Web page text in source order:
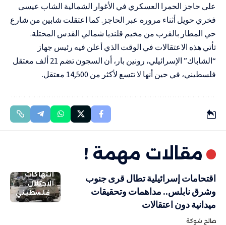
على حاجز الحمرا العسكري في الأغوار الشمالية الشاب عيسى
فخري حويل أثناء مروره عبر الحاجز. كما اعتقلت شابين من شارع
حي المطار بالقرب من مخيم قلنديا شمالي القدس المحتلة.
تأتي هذه الاعتقالات في الوقت الذي أعلن فيه رئيس جهاز
“الشاباك” الإسرائيلي، رونين بار، أن السجون تضم 21 ألف معتقل
فلسطيني، في حين أنها لا تتسع لأكثر من 14,500 معتقل.
مقالات مهمة !
انتهاكات
الاحتلال
فلسطيني
اقتحامات إسرائيلية تطال قرى جنوب
وشرق نابلس.. مداهمات وتحقيقات
ميدانية دون اعتقالات
صالح شوكة